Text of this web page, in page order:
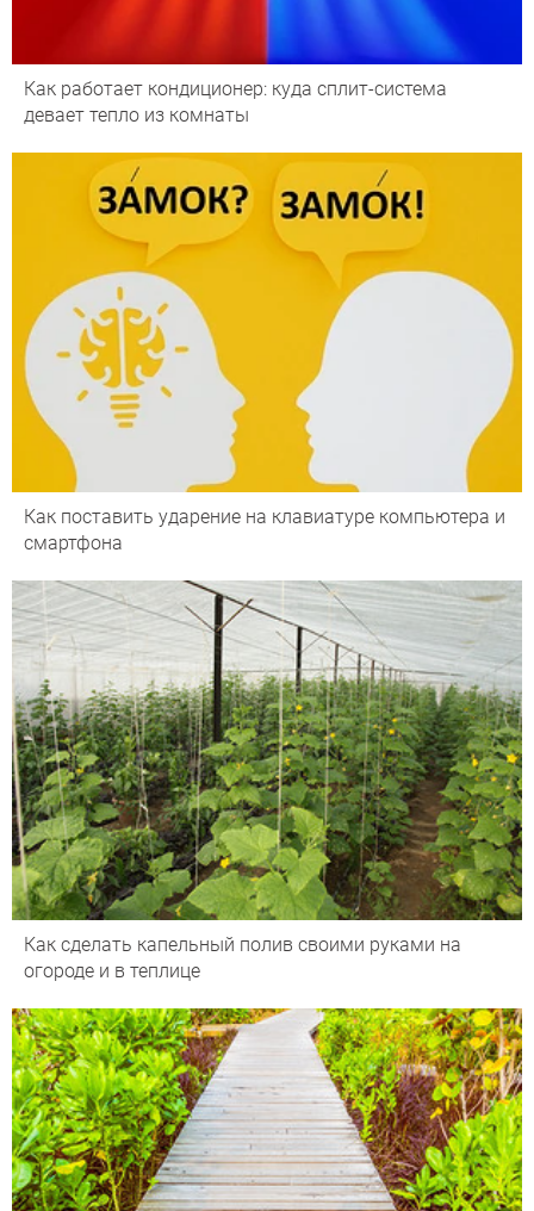
Как работает кондиционер: куда сплит-система
девает тепло из комнаты
Как поставить ударение на клавиатуре компьютера и
смартфона
Как сделать капельный полив своими руками на
огороде и в теплице